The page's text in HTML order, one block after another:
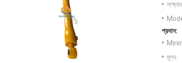
প্রদান:
মূল্য: